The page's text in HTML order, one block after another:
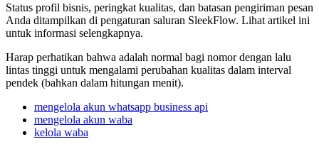
Status profil bisnis, peringkat kualitas, dan batasan pengiriman pesan
Anda ditampilkan di pengaturan saluran SleekFlow. Lihat artikel ini
untuk informasi selengkapnya.
Harap perhatikan bahwa adalah normal bagi nomor dengan lalu
lintas tinggi untuk mengalami perubahan kualitas dalam interval
pendek (bahkan dalam hitungan menit).
mengelola akun whatsapp business api
mengelola akun waba
kelola waba